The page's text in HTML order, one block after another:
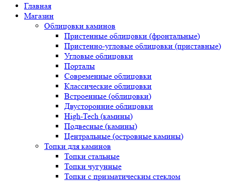
Главная
Магазин
Облицовки каминов
Пристенные облицовки (фронтальные)
Пристенно-угловые облицовки (приставные)
Угловые облицовки
Порталы
Современные облицовки
Классические облицовки
Встроенные (облицовки)
Двусторонние облицовки
High-Tech (камины)
Подвесные (камины)
Центральные (островные камины)
Топки для каминов
Топки стальные
Топки чугунные
Топки с призматическим стеклом